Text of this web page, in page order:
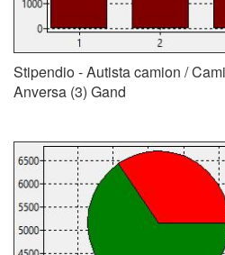
Stipendio - Autista camion /
Anversa (3) Gand